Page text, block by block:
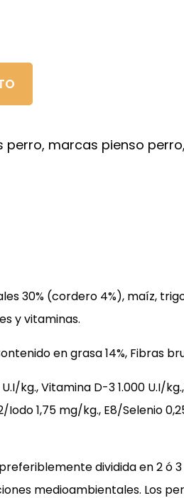
perro, marcas pienso perro,
30% (cordero 4%), maíz,
y vitaminas.
en grasa 14%, Fibras
U.I/kg., Vitamina D-3 1.000 U.I/
Iodo 1,75 mg/kg., E8/Selenio
dividida en 2 ó
medioambientales. Los